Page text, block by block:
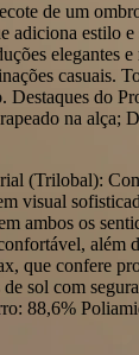
de um
adiciona estilo
elegantes e
casuais.
Destaques do
na alça;
(Trilobal):
visual
ambos os
além
que confere
sol com
88,6%